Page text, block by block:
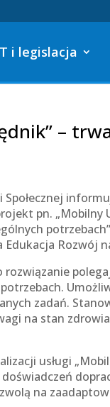
i legislacja
–
Społecznej
pn.
Edukacja Rozwój
rozwiązanie
zadań.
na stan
usługi
na